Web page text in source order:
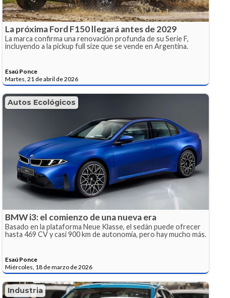
La próxima Ford F150 llegará antes de 2029
La marca confirma una renovación profunda de su Serie F,
incluyendo a la pickup full size que se vende en Argentina.
Esaú Ponce
Martes, 21 de abril de 2026
Autos Ecológicos
BMW i3: el comienzo de una nueva era
Basado en la plataforma Neue Klasse, el sedán puede ofrecer
hasta 469 CV y casi 900 km de autonomía, pero hay mucho más.
Esaú Ponce
Miércoles, 18 de marzo de 2026
Industria